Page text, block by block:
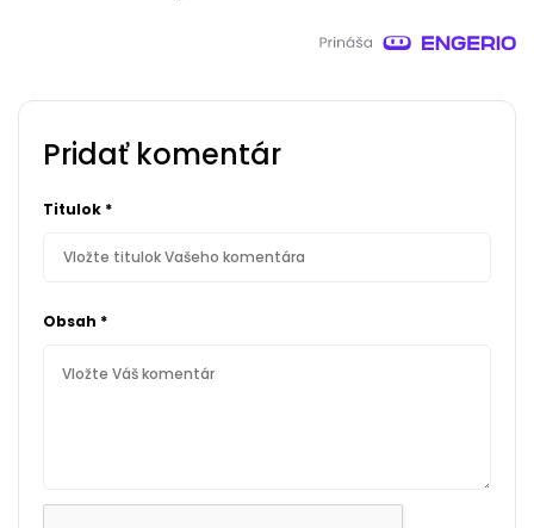
Pridať komentár
Titulok *
Obsah *